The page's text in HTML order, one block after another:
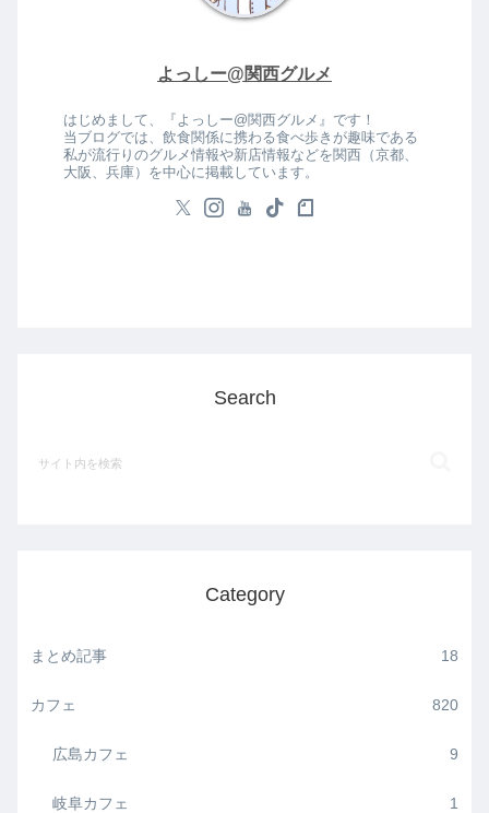
よっしー@関西グルメ
はじめまして、『よっしー@関西グルメ』です！
当ブログでは、飲食関係に携わる食べ歩きが趣味である
私が流行りのグルメ情報や新店情報などを関西（京都、
大阪、兵庫）を中心に掲載しています。
Search
Category
まとめ記事 18
カフェ 820
広島カフェ 9
岐阜カフェ 1